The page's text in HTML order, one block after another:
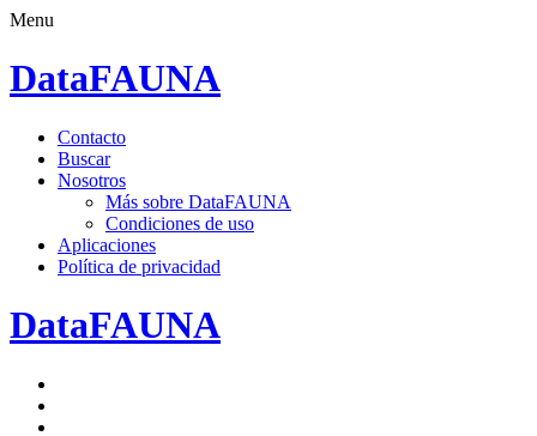
Menu
DataFAUNA
Saltar
contenido.
Contacto
Buscar
Nosotros
Más sobre DataFAUNA
Condiciones de uso
Aplicaciones
Política de privacidad
DataFAUNA